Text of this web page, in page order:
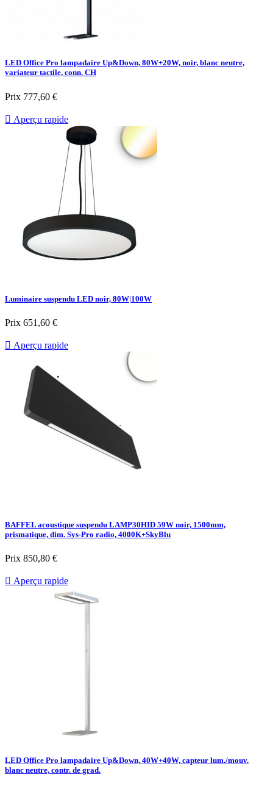
LED Office Pro lampadaire Up&Down, 80W+20W, noir, blanc neutre,
variateur tactile, conn. CH
Prix 777,60 €
 Aperçu rapide
Luminaire suspendu LED noir, 80W|100W
Prix 651,60 €
 Aperçu rapide
BAFFEL acoustique suspendu LAMP30HID 59W noir, 1500mm,
prismatique, dim. Sys-Pro radio, 4000K+SkyBlu
Prix 850,80 €
 Aperçu rapide
LED Office Pro lampadaire Up&Down, 40W+40W, capteur lum./mouv.
blanc neutre, contr. de grad.